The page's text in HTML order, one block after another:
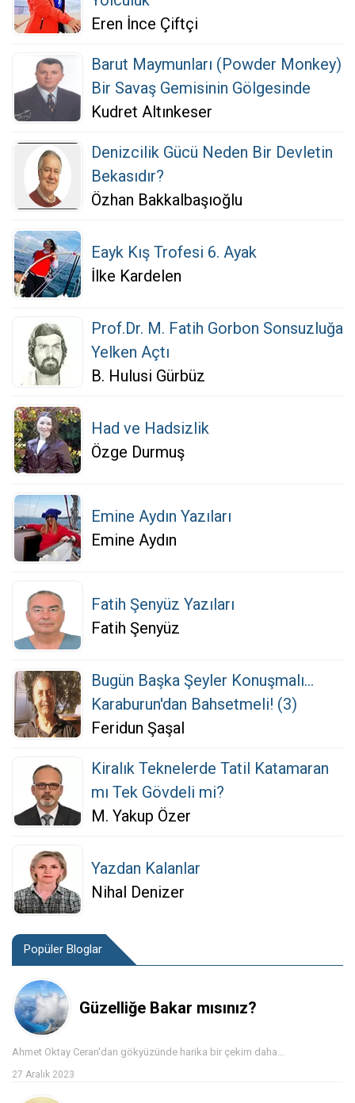
Eren İnce Çiftçi
Barut Maymunları (Powder Monkey)
Bir Savaş Gemisinin Gölgesinde
Kudret Altınkeser
Denizcilik Gücü Neden Bir Devletin
Bekasıdır?
Özhan Bakkalbaşıoğlu
Eayk Kış Trofesi 6. Ayak
İlke Kardelen
Prof.Dr. M. Fatih Gorbon Sonsuzluğa
Yelken Açtı
B. Hulusi Gürbüz
Had ve Hadsizlik
Özge Durmuş
Emine Aydın Yazıları
Emine Aydın
Fatih Şenyüz Yazıları
Fatih Şenyüz
Bugün Başka Şeyler Konuşmalı...
Karaburun'dan Bahsetmeli! (3)
Feridun Şaşal
Kiralık Teknelerde Tatil Katamaran
mı Tek Gövdeli mi?
M. Yakup Özer
Yazdan Kalanlar
Nihal Denizer
Popüler Bloglar
Güzelliğe Bakar mısınız?
Ahmet Oktay Ceran'dan gökyüzünde harika bir çekim daha...
27 Aralık 2023